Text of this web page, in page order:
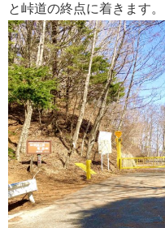
と峠道の終点に着きます。